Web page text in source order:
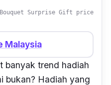
Surprise Gift price
Malaysia
banyak trend hadiah
bukan? Hadiah yang